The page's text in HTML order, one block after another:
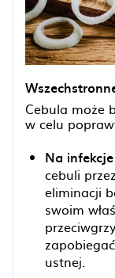
Cebula może
w celu
Na
cebuli
eliminacji
swoim
ustnej.